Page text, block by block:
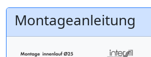
Montageanleitung